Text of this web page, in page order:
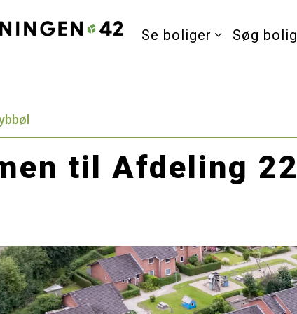
Se boliger Søg bolig
til Afdeling 22